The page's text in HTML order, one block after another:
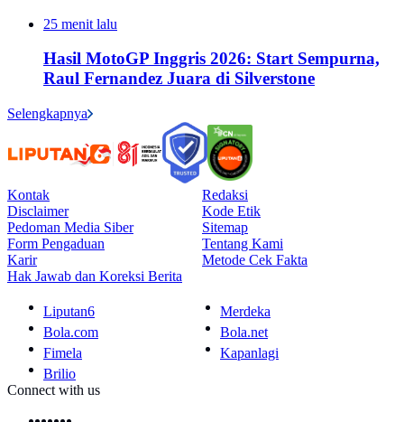
25 menit lalu
Hasil MotoGP Inggris 2026: Start Sempurna,
Raul Fernandez Juara di Silverstone
Selengkapnya
Kontak
Redaksi
Disclaimer
Kode Etik
Pedoman Media Siber
Sitemap
Form Pengaduan
Tentang Kami
Karir
Metode Cek Fakta
Hak Jawab dan Koreksi Berita
Liputan6
Merdeka
Bola.com
Bola.net
Fimela
Kapanlagi
Brilio
Connect with us